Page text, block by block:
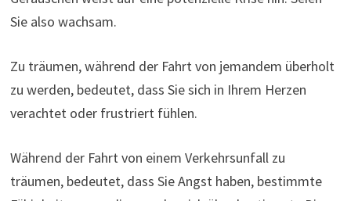
Sie also wachsam.
Zu träumen, während der Fahrt von jemandem überholt
zu werden, bedeutet, dass Sie sich in Ihrem Herzen
verachtet oder frustriert fühlen.
Während der Fahrt von einem Verkehrsunfall zu
träumen, bedeutet, dass Sie Angst haben, bestimmte